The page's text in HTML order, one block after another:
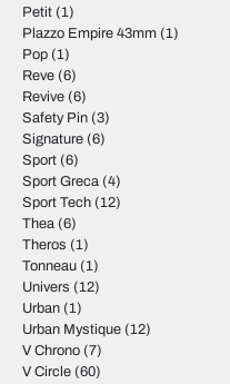
Petit (1)
Plazzo Empire 43mm (1)
Pop (1)
Reve (6)
Revive (6)
Safety Pin (3)
Signature (6)
Sport (6)
Sport Greca (4)
Sport Tech (12)
Thea (6)
Theros (1)
Tonneau (1)
Univers (12)
Urban (1)
Urban Mystique (12)
V Chrono (7)
V Circle (60)